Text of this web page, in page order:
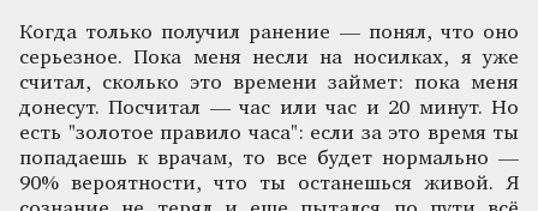
Когда только получил ранение — понял, что оно
серьезное. Пока меня несли на носилках, я уже
считал, сколько это времени займет: пока меня
донесут. Посчитал — час или час и 20 минут. Но
есть "золотое правило часа": если за это время ты
попадаешь к врачам, то все будет нормально —
90% вероятности, что ты останешься живой. Я